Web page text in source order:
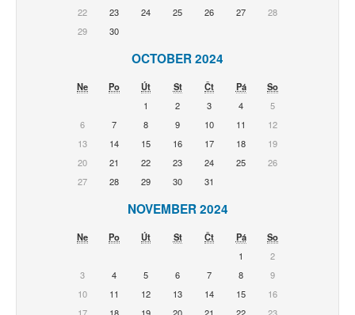
22
23 24 25 26 27
28
29
30
OCTOBER 2024
Ne Po Út St Čt Pá
So
1
2 3 4
5
6
7 8 9 10 11
12
13
14 15 16 17 18
19
20
21 22 23 24 25
26
27
28 29 30 31
NOVEMBER 2024
Ne Po Út St Čt Pá
So
1
2
3
4 5 6 7 8
9
10
11 12 13 14 15
16
17
18 19 20 21 22 23